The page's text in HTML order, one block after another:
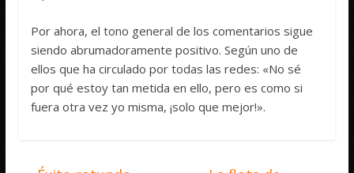
Por ahora, el tono general de los comentarios sigue
siendo abrumadoramente positivo. Según uno de
ellos que ha circulado por todas las redes: «No sé
por qué estoy tan metida en ello, pero es como si
fuera otra vez yo misma, ¡solo que mejor!».